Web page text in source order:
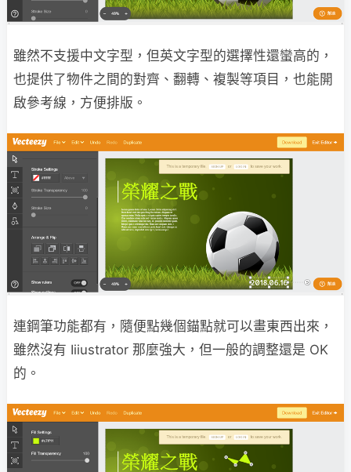
雖然不支援中文字型，但英文字型的選擇性還蠻高的，
也提供了物件之間的對齊、翻轉、複製等項目，也能開
啟參考線，方便排版。
連鋼筆功能都有，隨便點幾個錨點就可以畫東西出來，
雖然沒有 Iiiustrator 那麼強大，但一般的調整還是 OK
的。